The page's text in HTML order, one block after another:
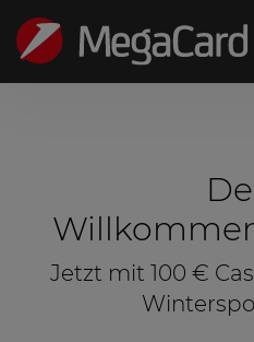
Jetzt mit 100 €